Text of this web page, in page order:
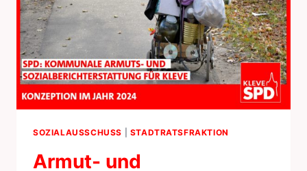
SOZIALAUSSCHUSS STADTRATSFRAKTION
Armut- und